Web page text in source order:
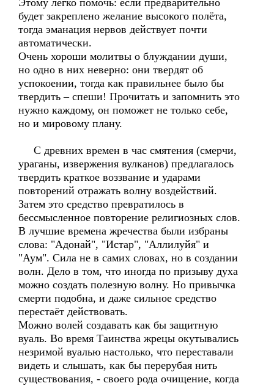
Этому легко помочь: если предварительно
будет закреплено желание высокого полёта,
тогда эманация нервов действует почти
автоматически.
Очень хороши молитвы о блуждании души,
но одно в них неверно: они твердят об
успокоении, тогда как правильнее было бы
твердить – спеши! Прочитать и запомнить это
нужно каждому, он поможет не только себе,
но и мировому плану.
С древних времен в час смятения (смерчи,
ураганы, извержения вулканов) предлагалось
твердить краткое воззвание и ударами
повторений отражать волну воздействий.
Затем это средство превратилось в
бессмысленное повторение религиозных слов.
В лучшие времена жречества были избраны
слова: "Адонай", "Истар", "Аллилуйя" и
"Аум". Сила не в самих словах, но в создании
волн. Дело в том, что иногда по призыву духа
можно создать полезную волну. Но привычка
смерти подобна, и даже сильное средство
перестаёт действовать.
Можно волей создавать как бы защитную
вуаль. Во время Таинства жрецы окутывались
незримой вуалью настолько, что переставали
видеть и слышать, как бы перерубая нить
существования, - своего рода очищение, когда